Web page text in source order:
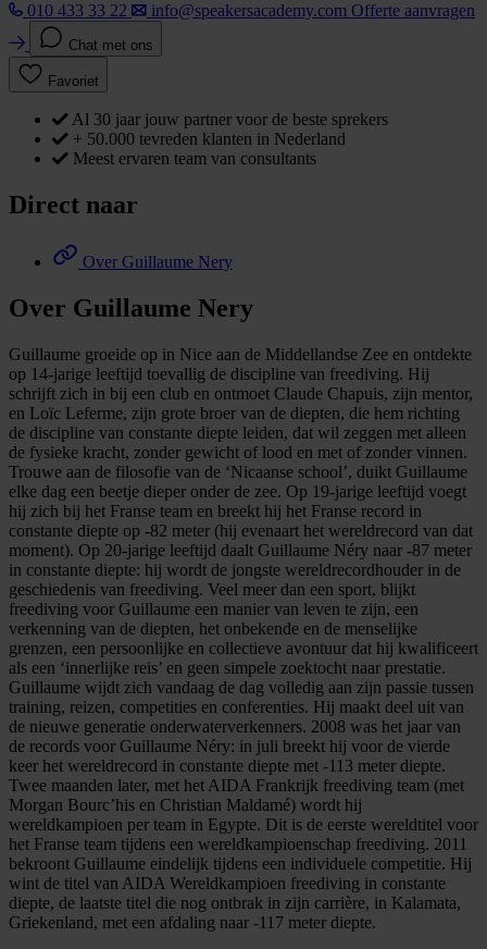
010 433 33 22
info@speakersacademy.com Offerte aanvragen
Chat met ons
Favoriet
Al 30 jaar jouw partner voor de beste sprekers
+ 50.000 tevreden klanten in Nederland
Meest ervaren team van consultants
Direct naar
Over Guillaume Nery
Over Guillaume Nery
Guillaume groeide op in Nice aan de Middellandse Zee en ontdekte
op 14-jarige leeftijd toevallig de discipline van freediving. Hij
schrijft zich in bij een club en ontmoet Claude Chapuis, zijn mentor,
en Loïc Leferme, zijn grote broer van de diepten, die hem richting
de discipline van constante diepte leiden, dat wil zeggen met alleen
de fysieke kracht, zonder gewicht of lood en met of zonder vinnen.
Trouwe aan de filosofie van de ‘Nicaanse school’, duikt Guillaume
elke dag een beetje dieper onder de zee. Op 19-jarige leeftijd voegt
hij zich bij het Franse team en breekt hij het Franse record in
constante diepte op -82 meter (hij evenaart het wereldrecord van dat
moment). Op 20-jarige leeftijd daalt Guillaume Néry naar -87 meter
in constante diepte: hij wordt de jongste wereldrecordhouder in de
geschiedenis van freediving. Veel meer dan een sport, blijkt
freediving voor Guillaume een manier van leven te zijn, een
verkenning van de diepten, het onbekende en de menselijke
grenzen, een persoonlijke en collectieve avontuur dat hij kwalificeert
als een ‘innerlijke reis’ en geen simpele zoektocht naar prestatie.
Guillaume wijdt zich vandaag de dag volledig aan zijn passie tussen
training, reizen, competities en conferenties. Hij maakt deel uit van
de nieuwe generatie onderwaterverkenners. 2008 was het jaar van
de records voor Guillaume Néry: in juli breekt hij voor de vierde
keer het wereldrecord in constante diepte met -113 meter diepte.
Twee maanden later, met het AIDA Frankrijk freediving team (met
Morgan Bourc’his en Christian Maldamé) wordt hij
wereldkampioen per team in Egypte. Dit is de eerste wereldtitel voor
het Franse team tijdens een wereldkampioenschap freediving. 2011
bekroont Guillaume eindelijk tijdens een individuele competitie. Hij
wint de titel van AIDA Wereldkampioen freediving in constante
diepte, de laatste titel die nog ontbrak in zijn carrière, in Kalamata,
Griekenland, met een afdaling naar -117 meter diepte.